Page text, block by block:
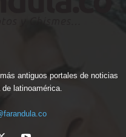
antiguos portales de noticias
latinoamérica.